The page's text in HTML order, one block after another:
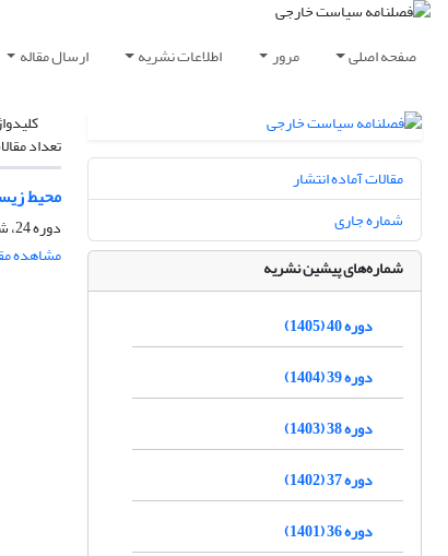
صفحه اصلی مرور اطلاعات نشریه ارسال مقاله
تعداد
محیط
دوره 24، شماره 3، پاییز 1389، صفحه
مشاهده
مقالات آماده انتشار
شماره جاری
شماره‌های پیشین نشریه
دوره 40 (1405)
دوره 39 (1404)
دوره 38 (1403)
دوره 37 (1402)
دوره 36 (1401)